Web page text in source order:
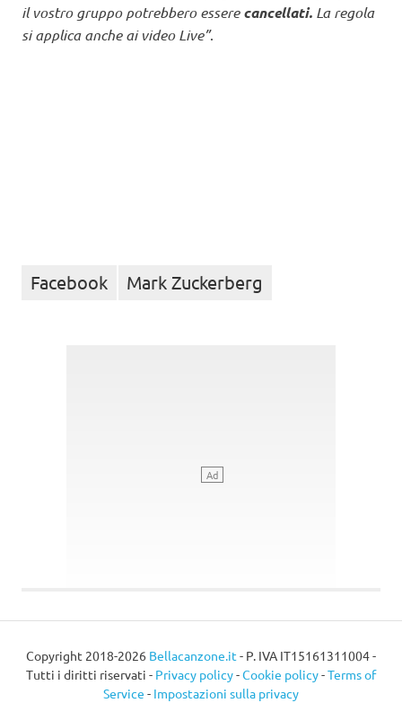
il vostro gruppo potrebbero esserecancellati. La regola
si applica anche ai video Live”.
Facebook Mark Zuckerberg
Copyright 2018-2026 Bellacanzone.it - P. IVA IT15161311004 -
Tutti i diritti riservati - Privacy policy-Cookie policy-Terms of
Service - Impostazioni sulla privacy